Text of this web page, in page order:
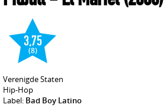
3,75
(8)
Verenigde Staten
Hip-Hop
Label: Bad Boy Latino